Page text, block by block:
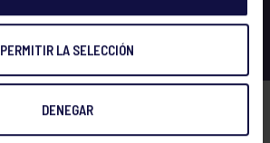
PERMITIR LA SELECCIÓN
DENEGAR